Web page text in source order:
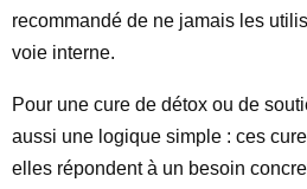
recommandé de ne jamais les
voie interne.
Pour une cure de détox ou de
aussi une logique simple : ces
elles répondent à un besoin